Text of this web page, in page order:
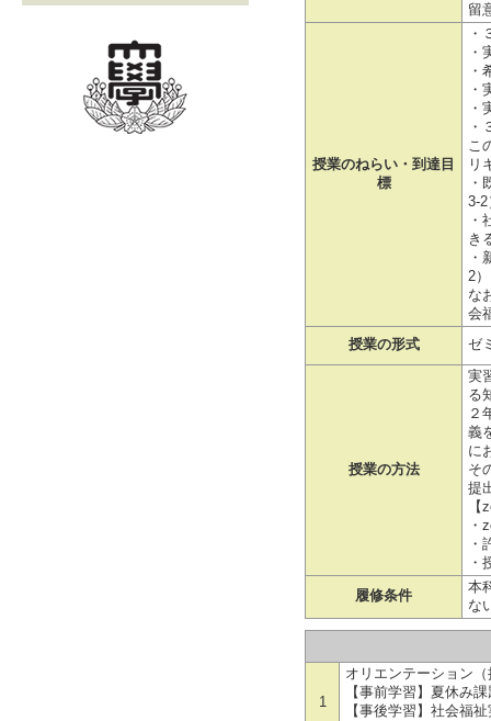
留
授業のねらい・到達目
標
・
・
・
・
・
・
こ
リ
・
3-2
・
き
・
2）
な
会
授業の形式
ゼ
授業の方法
実
る
２
義
に
そ
提
・
・
・
履修条件
本
な
1
オリエンテーション
【事前学習】夏休み
【事後学習】社会福